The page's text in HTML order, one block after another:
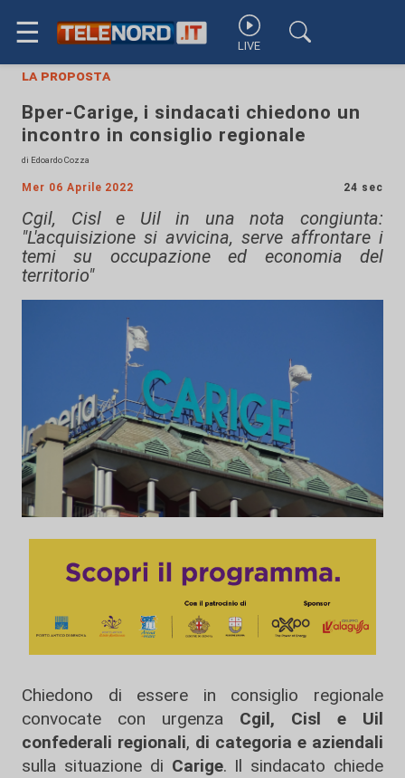
☰ LIVE
la proposta
Bper-Carige, i sindacati chiedono un
incontro in consiglio regionale
di Edoardo Cozza
Mer 06 Aprile 2022 24 sec
Cgil, Cisl e Uil in una nota congiunta:
"L'acquisizione si avvicina, serve affrontare i
temi su occupazione ed economia del
territorio"
Chiedono di essere in consiglio regionale
convocate con urgenza Cgil, Cisl e Uil
confederali regionali, di categoria e aziendali
sulla situazione di Carige. Il sindacato chiede